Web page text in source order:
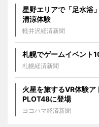
星野エリアで「足水浴
清涼体験
軽井沢経済新聞
札幌でゲームイベント
札幌経済新聞
火星を旅するVR体験
PLOT48に登場
ヨコハマ経済新聞